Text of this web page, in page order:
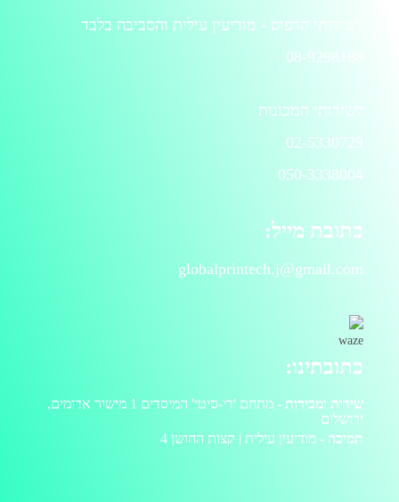
לשירותי הדפוס - מודיעין עילית והסביבה בלבד
08-9298188
לשירותי המכונות
02-5330729
050-3338004
כתובת מייל:
globalprintech.j@gmail.com
כתובתינו:
שירות ומכירות
- מתחם 'די-סיטי' המיסדים 1 מישור אדומים,
ירושלים
תמיכה - מודיעין עילית | קצות החושן 4